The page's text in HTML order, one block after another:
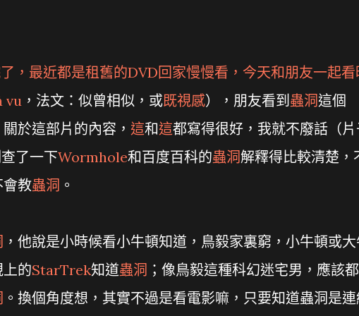
，最近都是租舊的DVD回家慢慢看，今天和朋友一起看
vu ，法文：似曾相似，或既視感），朋友看到蟲洞這個
於這部片的內容， 這和這都寫得很好，我就不廢話（
了一下Wormhole和百度百科的蟲洞解釋得比較清楚，
會教蟲洞 。
，他說是小時候看小牛頓知道，鳥毅家裏窮，小牛頓或
的StarTrek知道蟲洞 ；像鳥毅這種科幻迷宅男，應該都
。換個角度想，其實不過是看電影嘛，只要知道蟲洞是